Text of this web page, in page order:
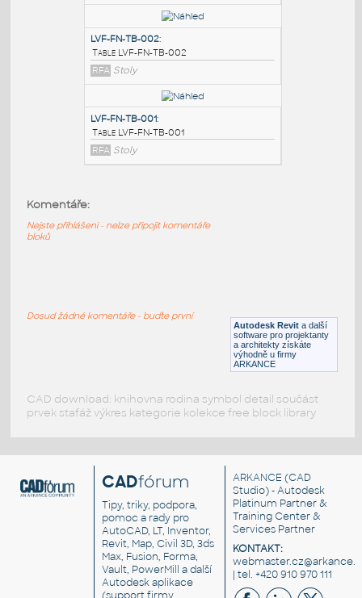
LVF-FN-TB-005:
Table LVF-FN-TB-005
RFA Stoly
LVF-FN-TB-004:
Table LVF-FN-TB-004
RFA Stoly
RFA Stoly
Autodesk Revit a další
software pro projektanty
a architekty získáte
výhodně u firmy
ARKANCE
Komentáře:
Nejste přihlášeni - nelze připojit komentáře
bloků
Dosud žádné komentáře - buďte první
CAD download: knihovna rodina symbol detail součást
prvek stafáž výkres kategorie kolekce free block library
CADfórum
Tipy, triky, podpora,
pomoc a rady pro
AutoCAD, LT, Inventor,
Revit, Map, Civil 3D, 3ds
Max, Fusion, Forma,
Vault, PowerMill a další
Autodesk aplikace
ARKANCE (CAD
Studio) - Autodesk
Platinum Partner &
Training Center &
Services Partner
KONTAKT:
| tel. +420 910 970 111